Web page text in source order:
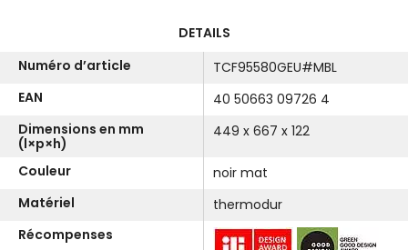
DETAILS
Numéro d’article
TCF95580GEU#MBL
EAN
40 50663 09726 4
Dimensions en mm
(l×p×h)
449 x 667 x 122
Couleur
noir mat
Matériel
thermodur
Récompenses